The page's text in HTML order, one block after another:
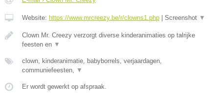
Website: https://www.mrcreezy.be/r/clowns1.php Screenshot ▼
Clown Mr. Creezy verzorgt diverse kinderanimaties op talrijke
feesten en ▼
clown, kinderanimatie, babyborrels, verjaardagen,
communiefeesten, ▼
Er wordt gewerkt op afspraak.